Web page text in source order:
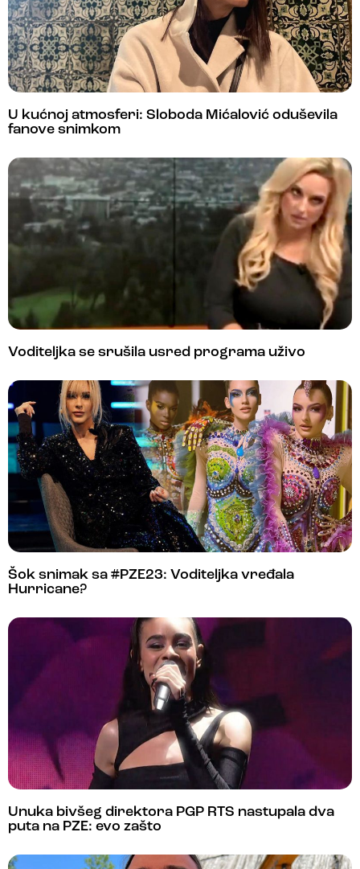
U kućnoj atmosferi: Sloboda Mićalović oduševila
fanove snimkom
Voditeljka se srušila usred programa uživo
Šok snimak sa #PZE23: Voditeljka vređala
Hurricane?
Unuka bivšeg direktora PGP RTS nastupala dva
puta na PZE: evo zašto